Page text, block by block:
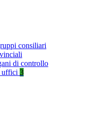
consiliari
di controllo
uffici 3